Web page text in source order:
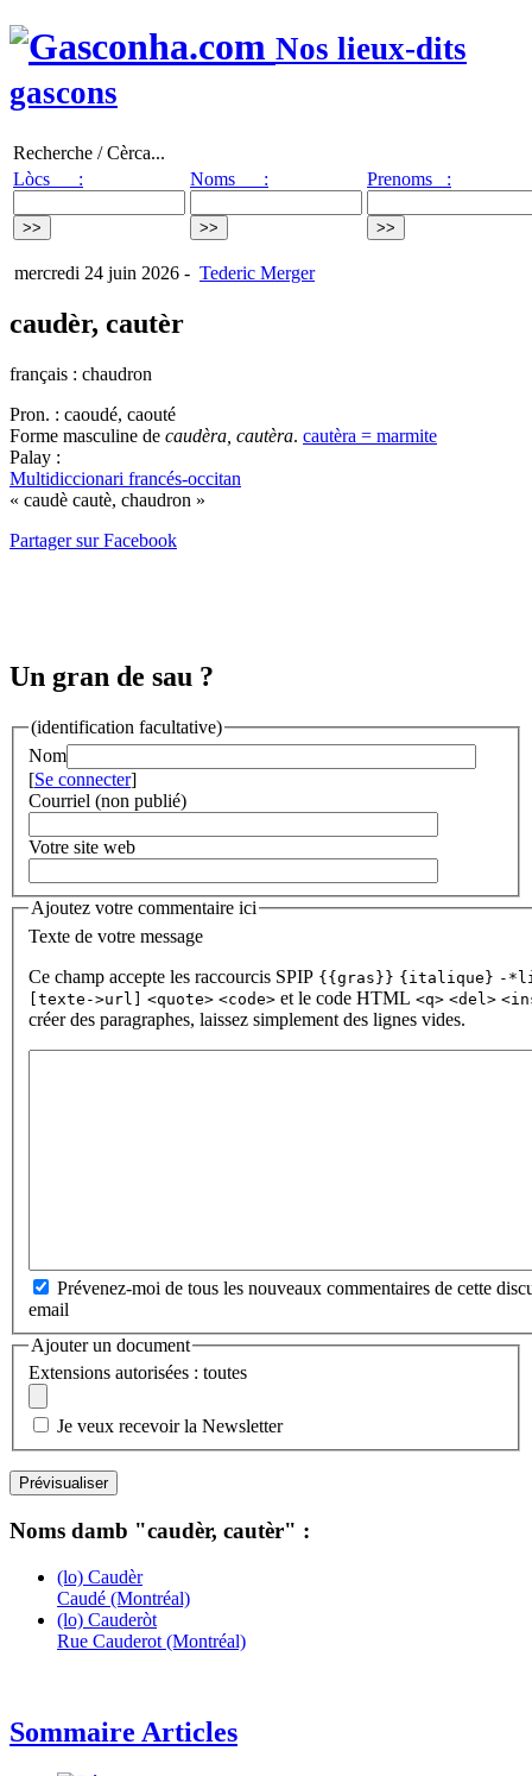
Nos lieux-dits
gascons
Recherche / Cèrca...
Lòcs :
Noms : Prenoms :
mercredi 24 juin 2026 - Tederic Merger
caudèr, cautèr
français : chaudron
Pron. : caoudé, caouté
Forme masculine de caudèra, cautèra. cautèra = marmite
Palay :
Multidiccionari francés-occitan
« caudè cautè, chaudron »
Partager sur Facebook
Un gran de sau ?
(identification facultative)
Nom
[Se connecter]
Courriel (non publié)
Votre site web
Ajoutez votre commentaire ici
Texte de votre message
Ce champ accepte les raccourcis SPIP {{gras}} {italique} -
[texte->url] <quote> <code> et le code HTML <q> <del>
créer des paragraphes, laissez simplement des lignes vides.
Prévenez-moi de tous les nouveaux commentaires de cette
email
Ajouter un document
Extensions autorisées : toutes
Je veux recevoir la Newsletter
Noms damb "caudèr, cautèr" :
(lo) Caudèr
Caudé (Montréal)
(lo) Cauderòt
Rue Cauderot (Montréal)
Sommaire Articles